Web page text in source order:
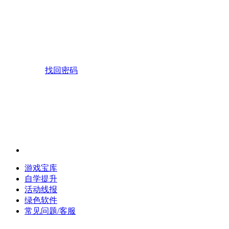
找回密码
游戏宝库
自学提升
活动线报
绿色软件
常见问题/客服